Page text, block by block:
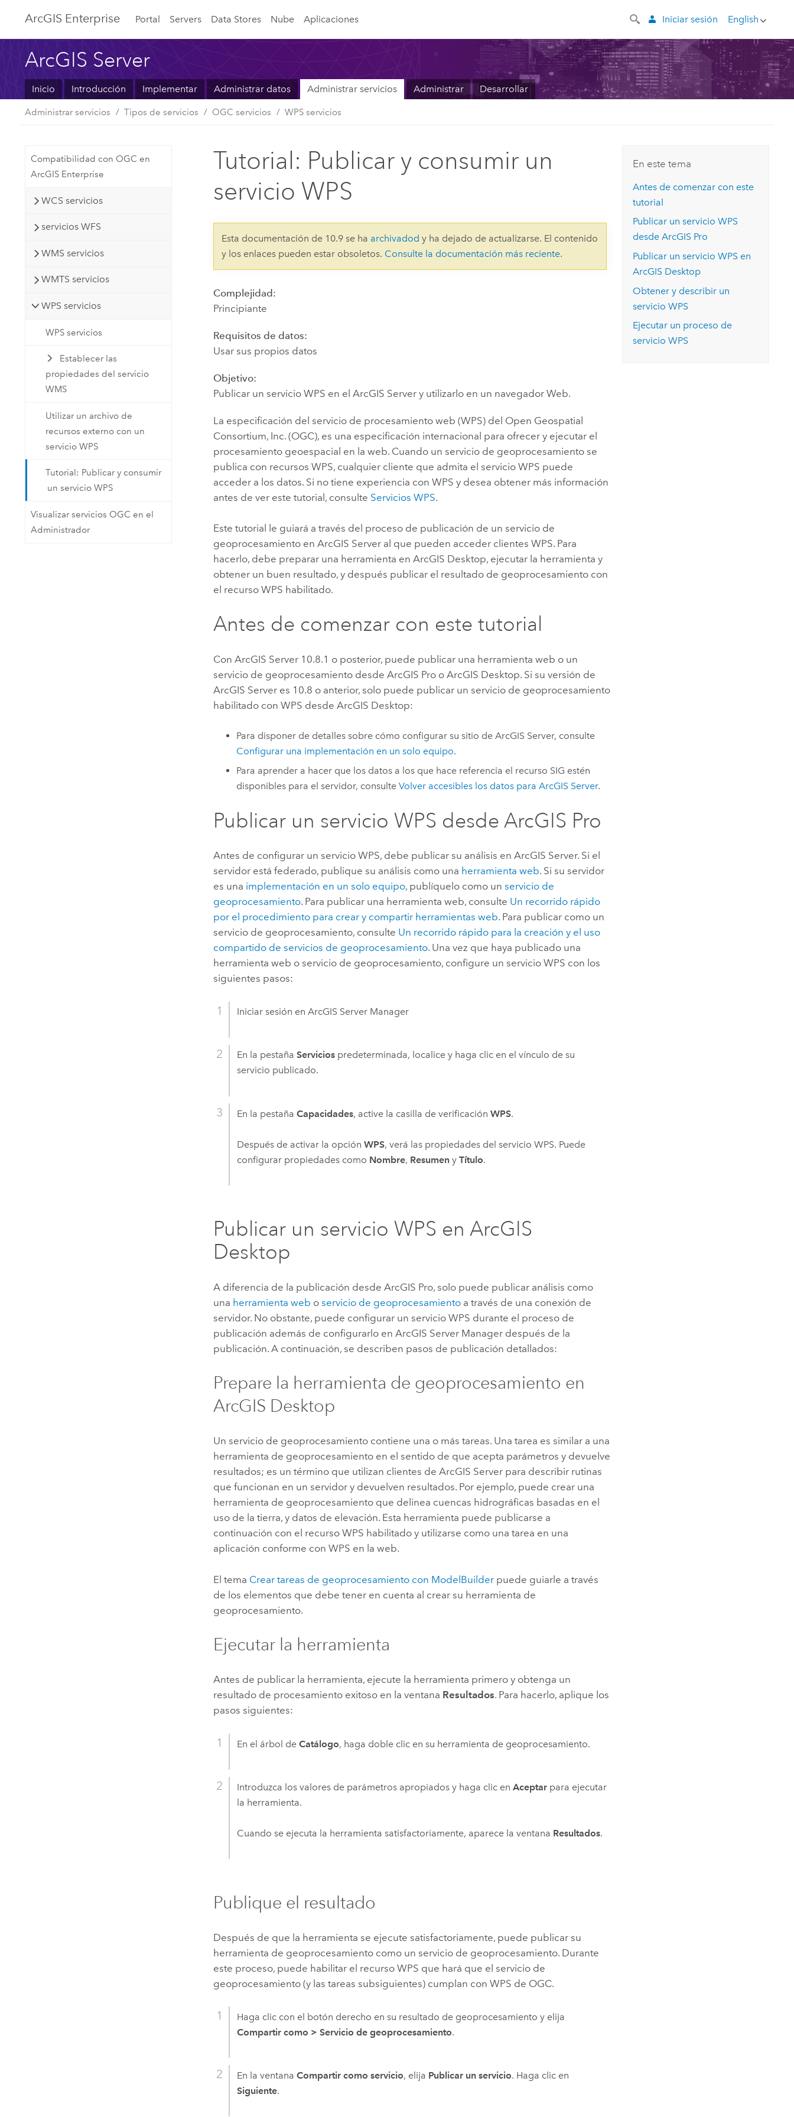
ArcGIS Enterprise Portal Servers Data Stores Nube Aplicaciones English
Iniciar sesión
ArcGIS Server
Inicio Introducción Implementar Administrar datos Administrar servicios Administrar Desarrollar
Administrar servicios Tipos de servicios OGC servicios WPS servicios
Compatibilidad con OGC en
ArcGIS Enterprise
WCS servicios
servicios WFS
WMS servicios
WMTS servicios
WPS servicios
WPS servicios
Establecer las
propiedades del servicio
WMS
Utilizar un archivo de
recursos externo con un
servicio WPS
Tutorial: Publicar y consumir
un servicio WPS
Visualizar servicios OGC en el
Administrador
Tutorial: Publicar y consumir un
servicio WPS
Esta documentación de 10.9 se ha archivadod y ha dejado de actualizarse. El contenido
y los enlaces pueden estar obsoletos. Consulte la documentación más reciente.
Complejidad:
Principiante
Requisitos de datos:
Usar sus propios datos
Objetivo:
Publicar un servicio WPS en el ArcGIS Server y utilizarlo en un navegador Web.
La especificación del servicio de procesamiento web (WPS) del Open Geospatial
Consortium, Inc. (OGC), es una especificación internacional para ofrecer y ejecutar el
procesamiento geoespacial en la web. Cuando un servicio de geoprocesamiento se
publica con recursos WPS, cualquier cliente que admita el servicio WPS puede
acceder a los datos. Si no tiene experiencia con WPS y desea obtener más información
antes de ver este tutorial, consulte Servicios WPS.
Este tutorial le guiará a través del proceso de publicación de un servicio de
geoprocesamiento enArcGIS Server al que pueden acceder clientes WPS. Para
hacerlo, debe preparar una herramienta enArcGIS Desktop, ejecutar la herramienta y
obtener un buen resultado, y después publicar el resultado de geoprocesamiento con
el recurso WPS habilitado.
Antes de comenzar con este tutorial
ConArcGIS Server 10.8.1 o posterior, puede publicar una herramienta web o un
servicio de geoprocesamiento desdeArcGIS Pro oArcGIS Desktop. Si su versión de
ArcGIS Server es 10.8 o anterior, solo puede publicar un servicio de geoprocesamiento
habilitado con WPS desdeArcGIS Desktop:
Para disponer de detalles sobre cómo configurar su sitio de ArcGIS Server, consulte
Configurar una implementación en un solo equipo.
Para aprender a hacer que los datos a los que hace referencia el recurso SIG estén
disponibles para el servidor, consulte Volver accesibles los datos para ArcGIS Server.
Publicar un servicio WPS desde ArcGIS Pro
Antes de configurar un servicio WPS, debe publicar su análisis enArcGIS Server. Si el
servidor está federado, publique su análisis como una herramienta web. Si su servidor
es una implementación en un solo equipo, publíquelo como unservicio de
geoprocesamiento. Para publicar una herramienta web, consulte Un recorrido rápido
por el procedimiento para crear y compartir herramientas web. Para publicar como un
servicio de geoprocesamiento, consulte Un recorrido rápido para la creación y el uso
compartido de servicios de geoprocesamiento. Una vez que haya publicado una
herramienta web o servicio de geoprocesamiento, configure un servicio WPS con los
siguientes pasos:
Iniciar sesión enArcGIS Server Manager
En la pestañaServicios predeterminada, localice y haga clic en el vínculo de su
servicio publicado.
En la pestañaCapacidades, active la casilla de verificaciónWPS.
Después de activar la opciónWPS, verá las propiedades del servicio WPS. Puede
configurar propiedades como Nombre, Resumen yTítulo.
Publicar un servicio WPS enArcGIS
Desktop
A diferencia de la publicación desdeArcGIS Pro, solo puede publicar análisis como
una herramienta web oservicio de geoprocesamiento a través de una conexión de
servidor. No obstante, puede configurar un servicio WPS durante el proceso de
publicación además de configurarlo enArcGIS Server Manager después de la
publicación. A continuación, se describen pasos de publicación detallados:
Prepare la herramienta de geoprocesamiento en
ArcGIS Desktop
Un servicio de geoprocesamiento contiene una o más tareas. Una tarea es similar a una
herramienta de geoprocesamiento en el sentido de que acepta parámetros y devuelve
resultados; es un término que utilizan clientes deArcGIS Server para describir rutinas
que funcionan en un servidor y devuelven resultados. Por ejemplo, puede crear una
herramienta de geoprocesamiento que delinea cuencas hidrográficas basadas en el
uso de la tierra, y datos de elevación. Esta herramienta puede publicarse a
continuación con el recurso WPS habilitado y utilizarse como una tarea en una
aplicación conforme con WPS en la web.
El tema Crear tareas de geoprocesamiento con ModelBuilder puede guiarle a través
de los elementos que debe tener en cuenta al crear su herramienta de
geoprocesamiento.
Ejecutar la herramienta
Antes de publicar la herramienta, ejecute la herramienta primero y obtenga un
resultado de procesamiento exitoso en la ventana Resultados. Para hacerlo, aplique los
pasos siguientes:
En el árbol deCatálogo, haga doble clic en su herramienta de geoprocesamiento.
Introduzca los valores de parámetros apropiados y haga clic enAceptar para ejecutar
la herramienta.
Cuando se ejecuta la herramienta satisfactoriamente, aparece la ventana Resultados.
Publique el resultado
Después de que la herramienta se ejecute satisfactoriamente, puede publicar su
herramienta de geoprocesamiento como un servicio de geoprocesamiento. Durante
este proceso, puede habilitar el recurso WPS que hará que el servicio de
geoprocesamiento (y las tareas subsiguientes) cumplan con WPS de OGC.
Haga clic con el botón derecho en su resultado de geoprocesamiento y elija
Compartir como > Servicio de geoprocesamiento.
En la ventanaCompartir como servicio, elija Publicar un servicio. Haga clic en
Siguiente.
En este tema
Antes de comenzar con este
tutorial
Publicar un servicio WPS
desdeArcGIS Pro
Publicar un servicio WPS en
ArcGIS Desktop
Obtener y describir un
servicio WPS
Ejecutar un proceso de
servicio WPS